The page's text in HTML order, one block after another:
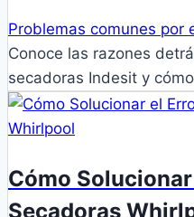
Problemas comunes por
Conoce las razones
secadoras Indesit y
Cómo
Secadoras